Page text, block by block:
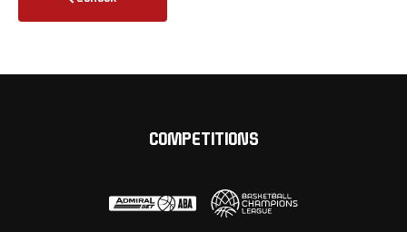
COMPETITIONS